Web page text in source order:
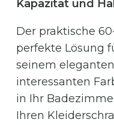
Kapazität und
Der praktische
perfekte Lösung
seinem
interessanten
in Ihr
Ihren